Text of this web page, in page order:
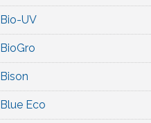
Bio-UV
BioGro
Bison
Blue Eco